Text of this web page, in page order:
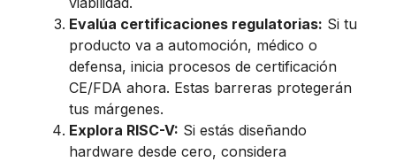
Evalúa certificaciones regulatorias: Si tu
producto va a automoción, médico o
defensa, inicia procesos de certificación
CE/FDA ahora. Estas barreras protegerán
tus márgenes.
Explora RISC-V: Si estás diseñando
hardware desde cero, considera